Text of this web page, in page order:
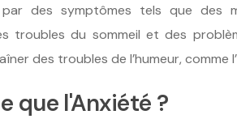
des symptômes tels que des
troubles du sommeil et des
des troubles de l’humeur, comme
que l'Anxiété ?